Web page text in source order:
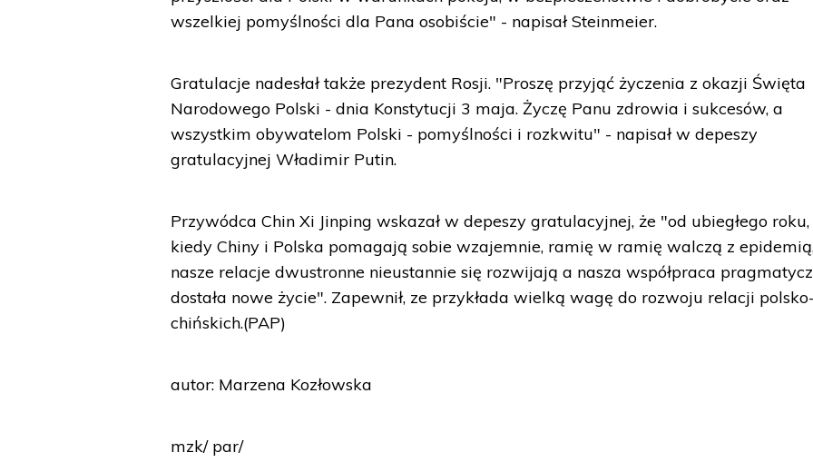
wszelkiej pomyślności dla Pana osobiście" - napisał Steinmeier.
Gratulacje nadesłał także prezydent Rosji. "Proszę przyjąć życzenia z okazji Święta
Narodowego Polski - dnia Konstytucji 3 maja. Życzę Panu zdrowia i sukcesów, a
wszystkim obywatelom Polski - pomyślności i rozkwitu" - napisał w depeszy
gratulacyjnej Władimir Putin.
Przywódca Chin Xi Jinping wskazał w depeszy gratulacyjnej, że "od ubiegłego roku,
kiedy Chiny i Polska pomagają sobie wzajemnie, ramię w ramię walczą z
nasze relacje dwustronne nieustannie się rozwijają a nasza współpraca
dostała nowe życie". Zapewnił, ze przykłada wielką wagę do rozwoju relacji
chińskich.(PAP)
autor: Marzena Kozłowska
mzk/ par/